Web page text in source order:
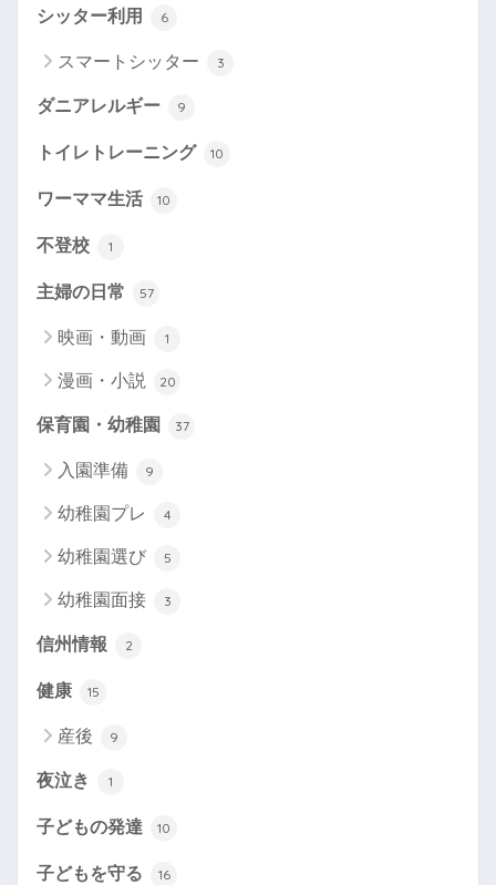
シッター利用 6
スマートシッター 3
ダニアレルギー 9
トイレトレーニング 10
ワーママ生活 10
不登校 1
主婦の日常 57
映画・動画 1
漫画・小説 20
保育園・幼稚園 37
入園準備 9
幼稚園プレ 4
幼稚園選び 5
幼稚園面接 3
信州情報 2
健康 15
産後 9
夜泣き 1
子どもの発達 10
子どもを守る 16